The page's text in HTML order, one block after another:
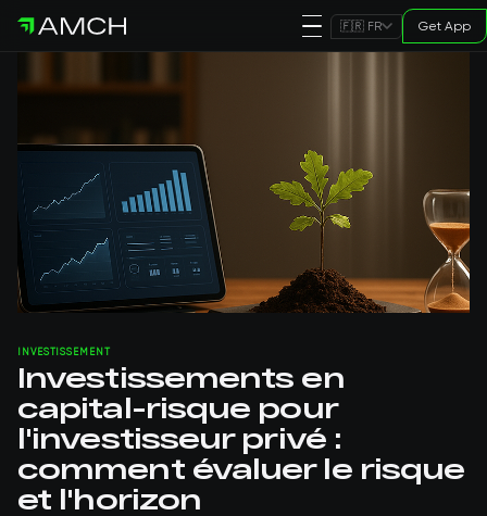
🇫🇷 FR Get App
INVESTISSEMENT
Investissements en
capital-risque pour
l'investisseur privé :
comment évaluer le risque
et l'horizon